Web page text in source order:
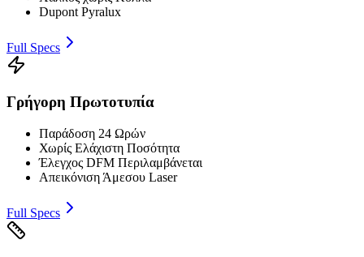
Dupont Pyralux
Full Specs
Γρήγορη Πρωτοτυπία
Παράδοση 24 Ωρών
Χωρίς Ελάχιστη Ποσότητα
Έλεγχος DFM Περιλαμβάνεται
Απεικόνιση Άμεσου Laser
Full Specs